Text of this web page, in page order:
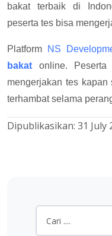
bakat terbaik di
peserta tes bisa
Platform NS
bakat online.
mengerjakan tes
terhambat selama
Dipublikasikan: 31 July